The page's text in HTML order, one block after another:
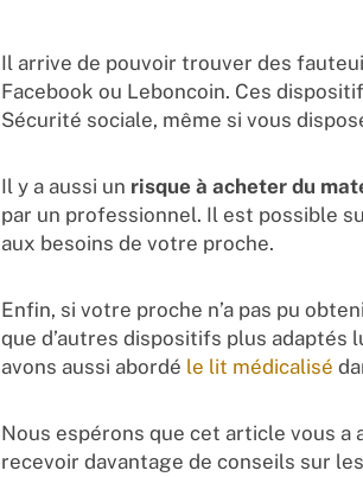
Il arrive de pouvoir trouver des
Facebook ou Leboncoin. Ces
Sécurité sociale, même si vous
Il y a aussi un risque à acheter du
par un professionnel. Il est possible
aux besoins de votre proche.
Enfin, si votre proche n’a pas pu
que d’autres dispositifs plus
avons aussi abordé le lit médicalisé
Nous espérons que cet article vous
recevoir davantage de conseils sur